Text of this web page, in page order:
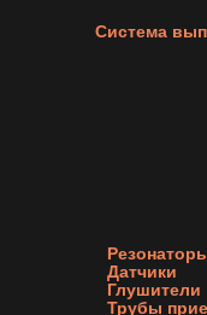
Система
Датчики
Глушители
Трубы